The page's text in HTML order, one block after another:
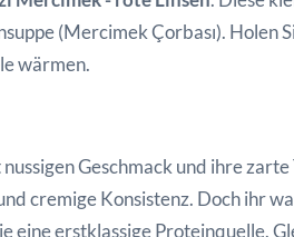
(Mercimek Çorbası). Holen
wärmen.
Geschmack und ihre
cremige Konsistenz. Doch ihr
eine erstklassige Proteinquelle.